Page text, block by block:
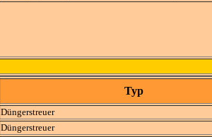
Typ
Düngerstreuer
Düngerstreuer